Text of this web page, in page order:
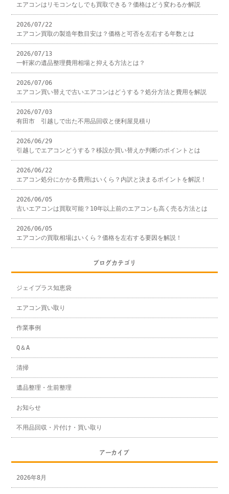
エアコンはリモコンなしでも買取できる？価格はどう変わるか解説
2026/07/22
エアコン買取の製造年数目安は？価格と可否を左右する年数とは
2026/07/13
一軒家の遺品整理費用相場と抑える方法とは？
2026/07/06
エアコン買い替えで古いエアコンはどうする？処分方法と費用を解説
2026/07/03
有田市 引越しで出た不用品回収と便利屋見積り
2026/06/29
引越しでエアコンどうする？移設か買い替えか判断のポイントとは
2026/06/22
エアコン処分にかかる費用はいくら？内訳と決まるポイントを解説！
2026/06/05
古いエアコンは買取可能？10年以上前のエアコンも高く売る方法とは
2026/06/05
エアコンの買取相場はいくら？価格を左右する要因を解説！
ブログカテゴリ
ジェイプラス知恵袋
エアコン買い取り
作業事例
Q＆A
清掃
遺品整理・生前整理
お知らせ
不用品回収・片付け・買い取り
アーカイブ
2026年8月